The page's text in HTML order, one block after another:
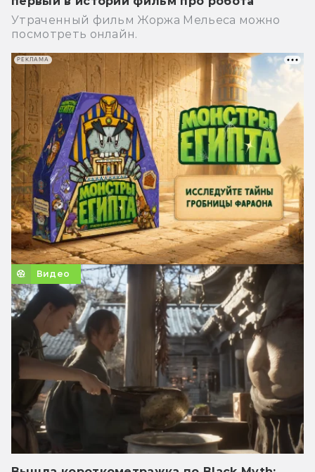
Утраченный фильм Жоржа Мельеса можно
посмотреть онлайн.
Видео
РЕКЛАМА